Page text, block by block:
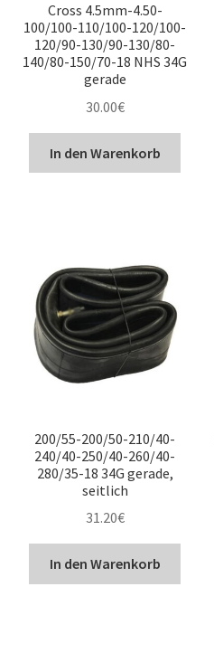
Cross 4.5mm-4.50-
100/100-110/100-120/100-
120/90-130/90-130/80-
140/80-150/70-18 NHS 34G
gerade
30.00€
In den Warenkorb
200/55-200/50-210/40-
240/40-250/40-260/40-
280/35-18 34G gerade,
seitlich
31.20€
In den Warenkorb